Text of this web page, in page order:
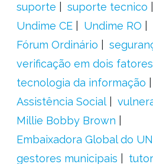
suporte
suporte tecnico
Undime CE
Undime RO
Fórum Ordinário
verificação em dois fatores
tecnologia da informação
Assistência Social
Millie Bobby Brown
Embaixadora Global do
gestores municipais